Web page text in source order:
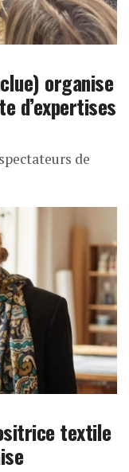
organise
d’expertises
de
textile